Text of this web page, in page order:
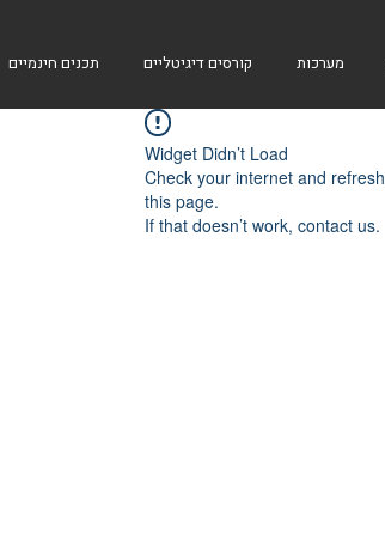
מערכות קורסים דיגיטליים תכנים חינמיים
Widget Didn’t Load
Check your internet and refresh
this page.
If that doesn’t work, contact us.